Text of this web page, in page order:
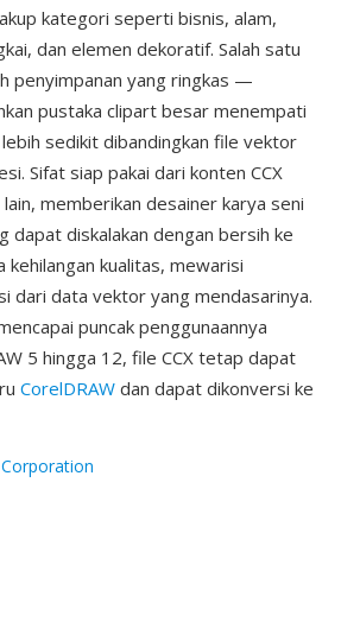
kategori seperti bisnis, alam,
dan elemen dekoratif. Salah satu
penyimpanan yang ringkas —
pustaka clipart besar menempati
sedikit dibandingkan file vektor
Sifat siap pakai dari konten CCX
memberikan desainer karya seni
dapat diskalakan dengan bersih ke
kehilangan kualitas, mewarisi
dari data vektor yang mendasarinya.
puncak penggunaannya
5 hingga 12, file CCX tetap dapat
CorelDRAW dan dapat dikonversi ke